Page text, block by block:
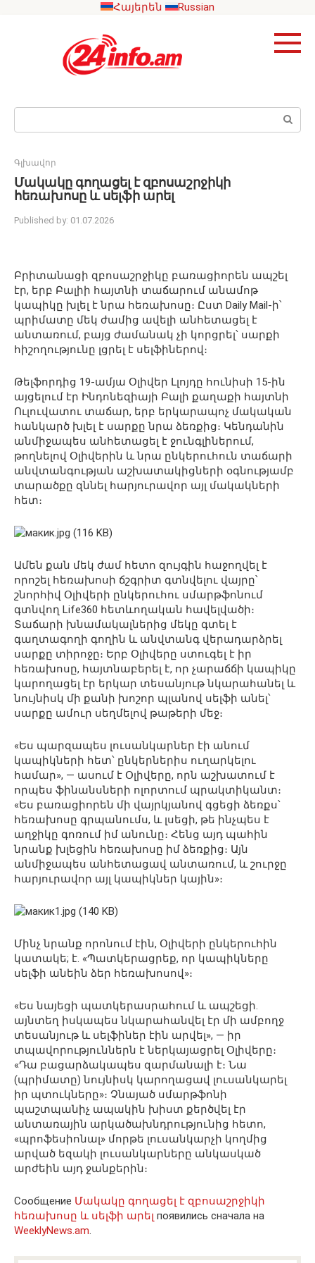
Հայերեն Russian
Search:
Գլխավոր
Մակակը գողացել է զբոսաշրջիկի
հեռախոսը և սելֆի արել
Published by: 01.07.2026
Բրիտանացի զբոսաշրջիկը բառացիորեն ապշել
էր, երբ Բալիի հայտնի տաճարում անամոթ
կապիկը խլել է նրա հեռախոսը։ Ըստ Daily Mail-ի՝
պրիմատը մեկ ժամից ավելի անհետացել է
անտառում, բայց ժամանակ չի կորցրել՝ սարքի
հիշողությունը լցրել է սելֆիներով։
Թելֆորդից 19-ամյա Օլիվեր Լլոյդը հունիսի 15-ին
այցելում էր Ինդոնեզիայի Բալի քաղաքի հայտնի
Ուլուվատու տաճար, երբ երկարապոչ մակական
հանկարծ խլել է սարքը նրա ձեռքից։ Կենդանին
անմիջապես անհետացել է ջունգլիներում,
թողնելով Օլիվերին և նրա ընկերուհուն տաճարի
անվտանգության աշխատակիցների օգնությամբ
տարածքը զննել հարյուրավոր այլ մակակների
հետ։
Ամեն քան մեկ ժամ հետո զույգին հաջողվել է
որոշել հեռախոսի ճշգրիտ գտնվելու վայրը՝
շնորհիվ Օլիվերի ընկերուհու սմարթֆոնում
գտնվող Life360 հետևողական հավելվածի։
Տաճարի խնամակալներից մեկը գտել է
գաղտագողի գողին և անվտանգ վերադարձրել
սարքը տիրոջը։ Երբ Օլիվերը ստուգել է իր
հեռախոսը, հայտնաբերել է, որ չարաճճի կապիկը
կարողացել էր երկար տեսանյութ նկարահանել և
նույնիսկ մի քանի խոշոր պլանով սելֆի անել՝
սարքը ամուր սեղմելով թաթերի մեջ։
«Ես պարզապես լուսանկարներ էի անում
կապիկների հետ՝ ընկերներիս ուղարկելու
համար», — ասում է Օլիվերը, որն աշխատում է
որպես ֆինանսների ոլորտում պրակտիկանտ։
«Ես բառացիորեն մի վայրկյանով գցեցի ձեռքս՝
հեռախոսը գրպանումս, և լսեցի, թե ինչպես է
աղջիկը գոռում իմ անունը։ Հենց այդ պահին
նրանք խլեցին հեռախոսը իմ ձեռքից։ Այն
անմիջապես անհետացավ անտառում, և շուրջը
հարյուրավոր այլ կապիկներ կային»։
Մինչ նրանք որոնում էին, Օլիվերի ընկերուհին
կատակե; է. «Պատկերացրեք, որ կապիկները
սելֆի անեին ձեր հեռախոսով»։
«Ես նայեցի պատկերասրահում և ապշեցի.
այնտեղ իսկապես նկարահանվել էր մի ամբողջ
տեսանյութ և սելֆիներ էին արվել», — իր
տպավորություններն է ներկայացրել Օլիվերը։
«Դա բացարձակապես զարմանալի է։ Նա
(պրիմատը) նույնիսկ կարողացավ լուսանկարել
իր պտուկները»։ Չնայած սմարթֆոնի
պաշտպանիչ ապակին խիստ քերծվել էր
անտառային արկածախնդրությունից հետո,
«պրոֆեսիոնալ» մորթե լուսանկարչի կողմից
արված եզակի լուսանկարները անկասկած
արժեին այդ ջանքերին։
Сообщение Մակակը գողացել է զբոսաշրջիկի
հեռախոսը և սելֆի արել появились сначала на
WeeklyNews.am.